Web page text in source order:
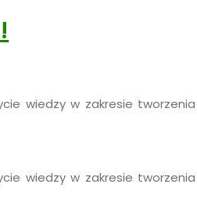
wiedzy w zakresie tworzenia
wiedzy w zakresie tworzenia